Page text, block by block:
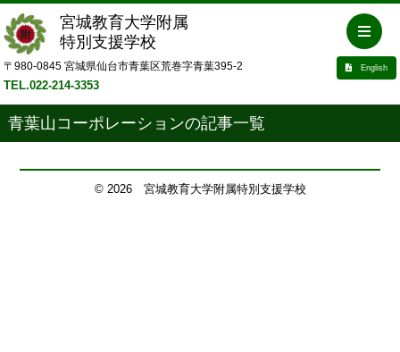
宮城教育大学附属
特別支援学校
English
〒980-0845 宮城県仙台市青葉区荒巻字青葉395-2
TEL.022-214-3353
青葉山コーポレーションの記事一覧
© 2026 宮城教育大学附属特別支援学校